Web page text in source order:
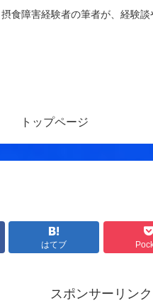
摂食障害経験者の筆者が、経験
トップページ
はてブ
スポンサーリンク